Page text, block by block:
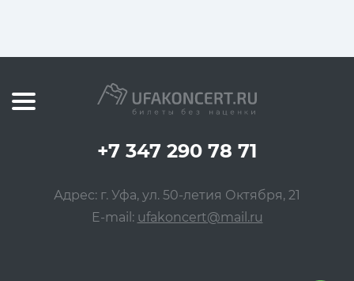
+7 347 290 78 71
Адрес: г. Уфа, ул. 50-летия Октября, 21
E-mail: ufakoncert@mail.ru